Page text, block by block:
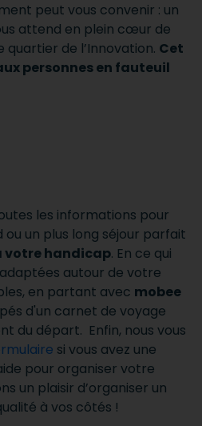
peut vous convenir : un
attend en plein cœur de
quartier de l’Innovation. Cet
personnes en fauteuil
les informations pour
un plus long séjour parfait
votre handicap. En ce qui
autour de votre
en partant avec mobee
d'un carnet de voyage
du départ. Enfin, nous vous
si vous avez une
pour organiser votre
un plaisir d’organiser un
à vos côtés !